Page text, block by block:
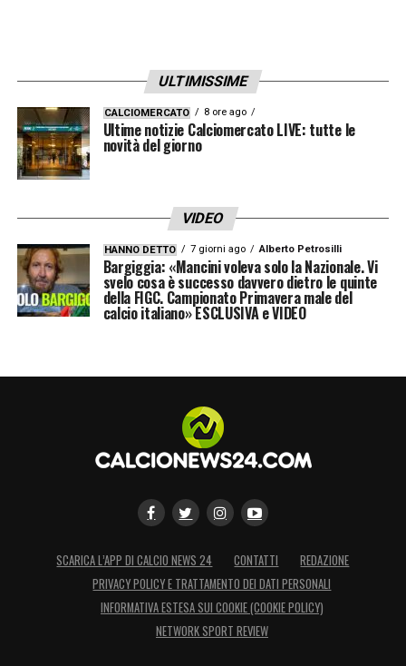
ULTIMISSIME
CALCIOMERCATO 8 ore ago
Ultime notizie Calciomercato LIVE: tutte le
novità del giorno
VIDEO
HANNO DETTO 7 giorni ago Alberto Petrosilli
Bargiggia: «Mancini voleva solo la Nazionale. Vi
svelo cosa è successo davvero dietro le quinte
della FIGC. Campionato Primavera male del
calcio italiano» ESCLUSIVA e VIDEO
SCARICA L’APP DI CALCIO NEWS 24 CONTATTI
REDAZIONE
PRIVACY POLICY E TRATTAMENTO DEI DATI PERSONALI
INFORMATIVA ESTESA SUI COOKIE (COOKIE POLICY)
NETWORK SPORT REVIEW